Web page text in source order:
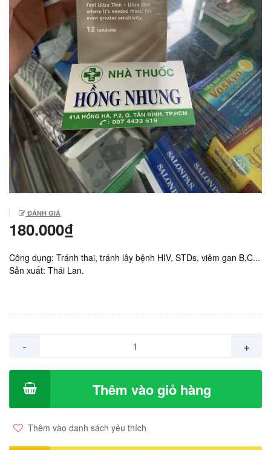
ĐÁNH GIÁ
180.000₫
Công dụng: Tránh thai, tránh lây bệnh HIV, STDs, viêm gan B,C...
Sản xuất: Thái Lan.
- +
Thêm vào giỏ hàng
Thêm vào danh sách yêu thích